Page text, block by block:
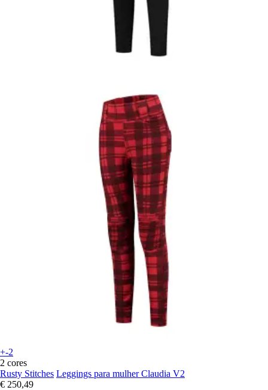
+-2
2 cores
Rusty Stitches Leggings para mulher Claudia V2
€ 250,49